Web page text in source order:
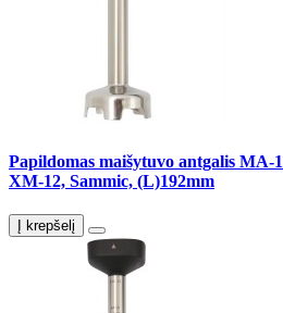
Papildomas maišytuvo antgalis
XM-12, Sammic, (L)192mm
Į krepšelį